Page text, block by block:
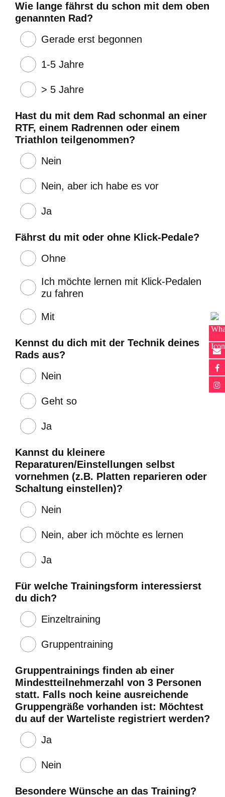
Wie lange fährst du schon mit dem oben
genannten Rad?
Gerade erst begonnen
1-5 Jahre
> 5 Jahre
Hast du mit dem Rad schonmal an einer
RTF, einem Radrennen oder einem
Triathlon teilgenommen?
Nein
Nein, aber ich habe es vor
Ja
Fährst du mit oder ohne Klick-Pedale?
Ohne
Ich möchte lernen mit Klick-Pedalen
zu fahren
Mit
Kennst du dich mit der Technik deines
Rads aus?
Nein
Geht so
Ja
Kannst du kleinere
Reparaturen/Einstellungen selbst
vornehmen (z.B. Platten reparieren oder
Schaltung einstellen)?
Nein
Nein, aber ich möchte es lernen
Ja
Für welche Trainingsform interessierst
du dich?
Einzeltraining
Gruppentraining
Gruppentrainings finden ab einer
Mindestteilnehmerzahl von 3 Personen
statt. Falls noch keine ausreichende
Gruppengräße vorhanden ist: Möchtest
du auf der Warteliste registriert werden?
Ja
Nein
Besondere Wünsche an das Training?